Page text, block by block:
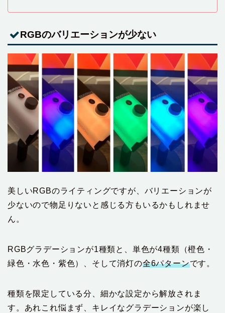
RGBのバリエーションが少ない
美しいRGBのライティングですが、バリエーションが
少ないので物足りないと感じる方もいるかもしれませ
ん。
RGBグラデーションが1種類と、単色が4種類（橙色・
緑色・水色・紫色）、そして消灯の全6パターンです。
種類を限定している分、細かな設定から解放されま
す。あれこれ悩まず、キレイなグラデーションが楽し